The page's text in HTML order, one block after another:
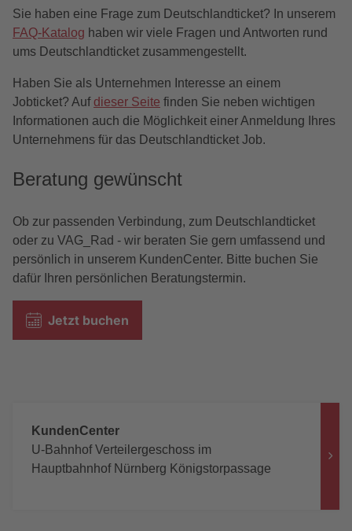
Sie haben eine Frage zum Deutschlandticket? In unserem
FAQ-Katalog haben wir viele Fragen und Antworten rund
ums Deutschlandticket zusammengestellt.
Haben Sie als Unternehmen Interesse an einem
Jobticket? Aufdieser Seite finden Sie neben wichtigen
Informationen auch die Möglichkeit einer Anmeldung Ihres
Unternehmens für das Deutschlandticket Job.
Beratung gewünscht
Ob zur passenden Verbindung, zum Deutschlandticket
oder zu VAG_Rad - wir beraten Sie gern umfassend und
persönlich in unserem KundenCenter. Bitte buchen Sie
dafür Ihren persönlichen Beratungstermin.
Jetzt buchen
KundenCenter
U-Bahnhof Verteilergeschoss im
Hauptbahnhof Nürnberg Königstorpassage